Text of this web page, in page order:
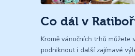
Co dál v
Kromě vánočních trhů můžete
podniknout i další zajímavé